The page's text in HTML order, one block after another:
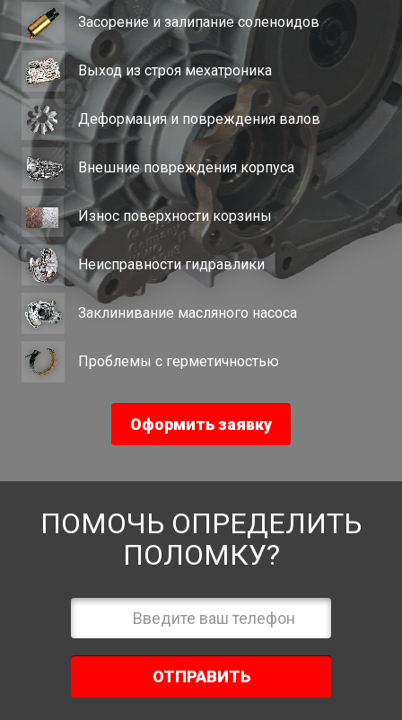
Засорение и залипание соленоидов
Выход из строя мехатроника
Деформация и повреждения валов
Внешние повреждения корпуса
Износ поверхности корзины
Неисправности гидравлики
Заклинивание масляного насоса
Проблемы с герметичностью
Оформить заявку
ПОМОЧЬ ОПРЕДЕЛИТЬ
ПОЛОМКУ?
ОТПРАВИТЬ